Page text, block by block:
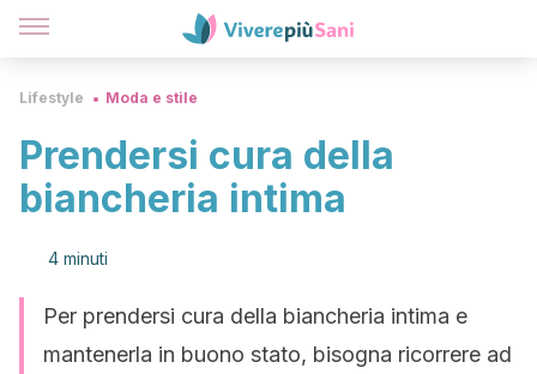
Lifestyle Moda e stile
Prendersi cura della
biancheria intima
4 minuti
Per prendersi cura della biancheria intima e
mantenerla in buono stato, bisogna ricorrere ad